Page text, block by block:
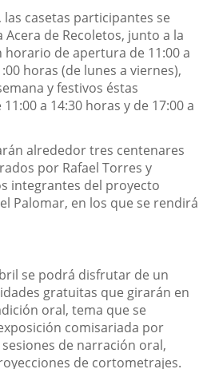
casetas participantes se
de Recoletos, junto a la
horario de apertura de 11:00 a
horas (de lunes a viernes),
y festivos éstas
a 14:30 horas y de 17:00 a
alrededor tres centenares
por Rafael Torres y
integrantes del proyecto
Palomar, en los que se rendirá
se podrá disfrutar de un
gratuitas que girarán en
oral, tema que se
comisariada por
de narración oral,
de cortometrajes.